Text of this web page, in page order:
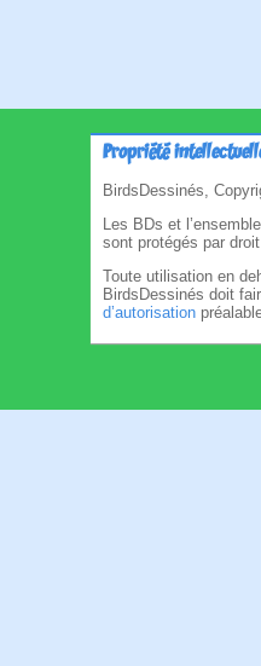
Propriété
BirdsDessinés,
Les BDs et
sont protégés par droit
Toute utilisation en
BirdsDessinés doit
d’autorisation